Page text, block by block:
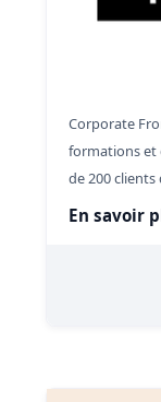
Corporate
formations et
de 200
En savoir